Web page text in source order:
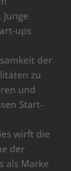
ups
der
zu
und
Start-
wirft die
der
als Marke